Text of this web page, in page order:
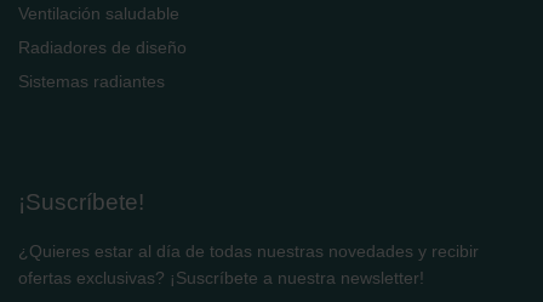
Ventilación saludable
Radiadores de diseño
Sistemas radiantes
¡Suscríbete!
¿Quieres estar al día de todas nuestras novedades y recibir
ofertas exclusivas? ¡Suscríbete a nuestra newsletter!